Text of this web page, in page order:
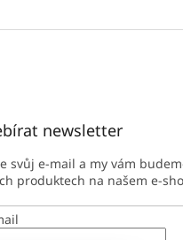
newsletter
svůj e-mail a my vám
produktech na našem e-